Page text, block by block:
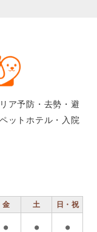
ア予防・去勢・避
ットホテル・入院
金 土
日・祝
● ● ●